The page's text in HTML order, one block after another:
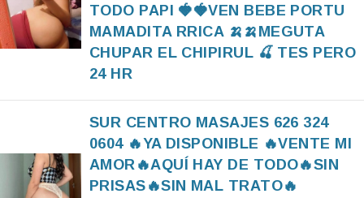
TODO PAPI 🍓🍓VEN BEBE PORTU
MAMADITA RRICA 🍌🍌MEGUTA
CHUPAR EL CHIPIRUL 🍒 TES PERO
24 HR
SUR CENTRO MASAJES 626 324
0604 🔥YA DISPONIBLE 🔥VENTE MI
AMOR🔥AQUÍ HAY DE TODO🔥SIN
PRISAS🔥SIN MAL TRATO🔥